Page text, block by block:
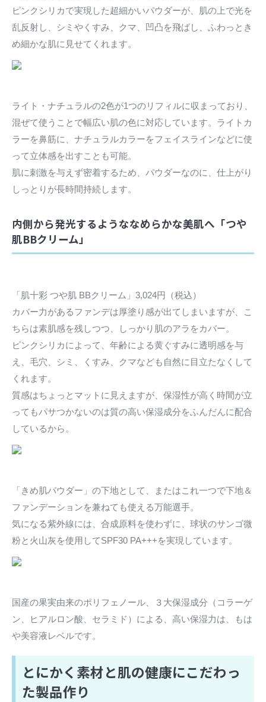
ピンクシリカで実現した超細かいパウダーが、肌の上で光を
乱反射し、シミやくすみ、クマ、凹凸を飛ばし、ふわっとき
め細かな肌に見せてくれます。
ライト・ナチュラルの2色が1つのリフィルに収まっており、
混ぜて使うことで幅広い肌の色に対応しています。ライトカ
ラーを鼻筋に、ナチュラルカラーをフェイスラインなどに使
って立体感を出すことも可能。
肌に刺激を与えず密着するため、パウダーなのに、仕上がり
しっとりが長時間持続します。
内側から発光するようななめらかな美肌へ「つや
肌BBクリーム」
「肌十彩 つや肌 BBクリーム」3,024円（税込）
カバー力があるファンデは厚塗り感が出てしまいますが、こ
ちらは素肌感を残しつつ、しっかり肌のアラをカバー。
ピンクシリカによって、年齢による黄ぐすみに透明感を与
え、毛穴、シミ、くすみ、クマなども自然に目立たなくして
くれます。
質感はちょっとマットに見えますが、保湿性が高く時間が立
ってもパサつかないのは質の高い保湿成分をふんだんに配合
しているから。
「きめ肌パウダー」の下地として、またはこれ一つで下地＆
ファンデーションを兼ねても使える万能選手。
気になる紫外線には、合成原料を使わずに、球状のサンゴ微
粉と火山灰を使用してSPF30 PA+++を実現しています。
国産の果実由来のポリフェノール、３大保湿成分（コラーゲ
ン、ヒアルロン酸、セラミド）による、高い保湿力は、もは
や美容液レベルです。
とにかく素材と肌の健康にこだわっ
た製品作り